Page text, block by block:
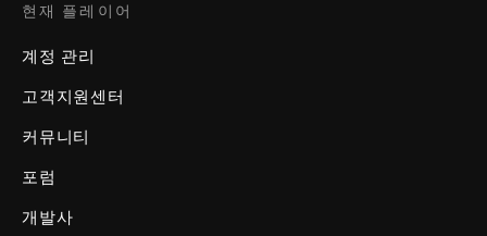
현재 플레이어
계정 관리
고객지원센터
커뮤니티
포럼
개발사